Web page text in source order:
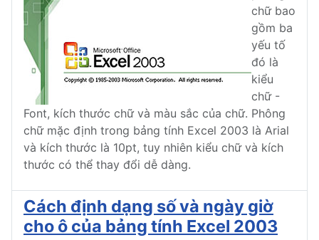
chữ bao
gồm ba
yếu tố
đó là
kiểu
chữ -
Font, kích thước chữ và màu sắc của chữ. Phông
chữ mặc định trong bảng tính Excel 2003 là Arial
và kích thước là 10pt, tuy nhiên kiểu chữ và kích
thước có thể thay đổi dễ dàng.
Cách định dạng số và ngày giờ
cho ô của bảng tính Excel 2003